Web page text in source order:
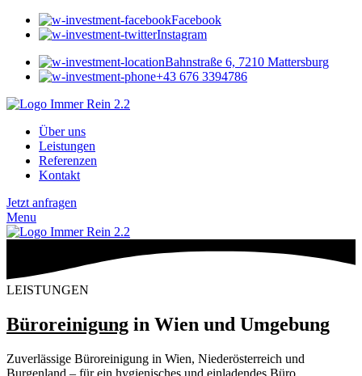
Facebook
Instagram
Bahnstraße 6, 7210 Mattersburg
+43 676 3394786
Über uns
Leistungen
Referenzen
Kontakt
Jetzt anfragen
Menu
LEISTUNGEN
Büroreinigung in Wien und Umgebung
Zuverlässige Büroreinigung in Wien, Niederösterreich und
Burgenland – für ein hygienisches und einladendes Büro